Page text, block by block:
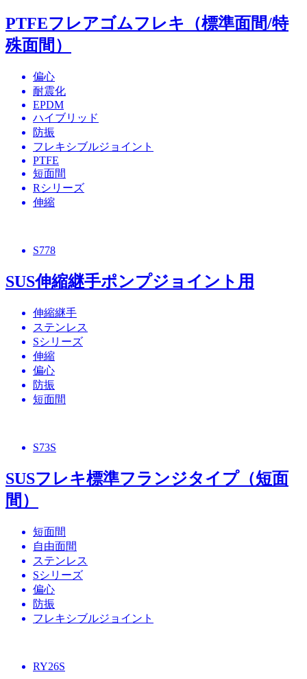
PTFEフレアゴムフレキ（標準面間/特
殊面間）
偏心
耐震化
EPDM
ハイブリッド
防振
フレキシブルジョイント
PTFE
短面間
Rシリーズ
伸縮
S778
SUS伸縮継手ポンプジョイント用
伸縮継手
ステンレス
Sシリーズ
伸縮
偏心
防振
短面間
S73S
SUSフレキ標準フランジタイプ（短面
間）
短面間
自由面間
ステンレス
Sシリーズ
偏心
防振
フレキシブルジョイント
RY26S